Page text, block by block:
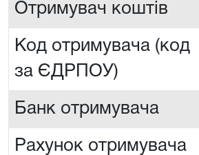
Отримувач коштів
Код отримувача (код
за ЄДРПОУ)
Банк отримувача
Рахунок отримувача